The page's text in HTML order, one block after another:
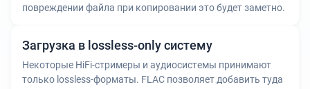
повреждении файла при копировании это будет заметно.
Загрузка в lossless-only систему
Некоторые HiFi-стримеры и аудиосистемы принимают
только lossless-форматы. FLAC позволяет добавить туда